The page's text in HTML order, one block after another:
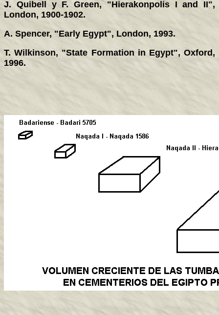
J. Quibell y F. Green, "Hierakonpolis I and II",
London, 1900-1902.
A. Spencer, "Early Egypt", London, 1993.
T. Wilkinson, "State Formation in Egypt", Oxford,
1996.